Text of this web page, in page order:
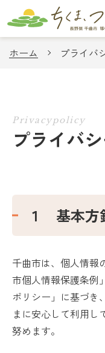
ホーム プライバ
Privacypolicy
プライバ
１ 基本方
千曲市は、個人情報
市個人情報保護条例
ポリシー」に基づき
まに安心して利用し
努めます。